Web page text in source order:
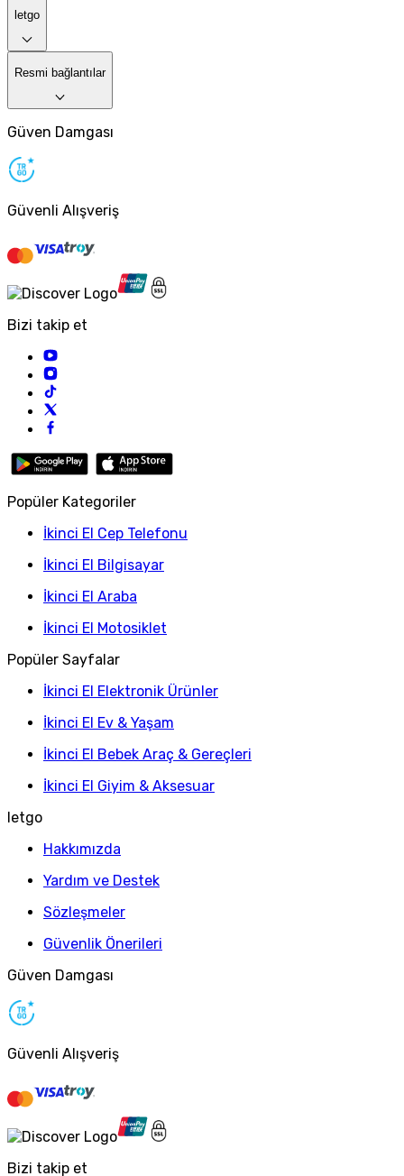
letgo
Resmi bağlantılar
Güven Damgası
Güvenli Alışveriş
Bizi takip et
Popüler Kategoriler
İkinci El Cep Telefonu
İkinci El Bilgisayar
İkinci El Araba
İkinci El Motosiklet
Popüler Sayfalar
İkinci El Elektronik Ürünler
İkinci El Ev & Yaşam
İkinci El Bebek Araç & Gereçleri
İkinci El Giyim & Aksesuar
letgo
Hakkımızda
Yardım ve Destek
Sözleşmeler
Güvenlik Önerileri
Güven Damgası
Güvenli Alışveriş
Bizi takip et